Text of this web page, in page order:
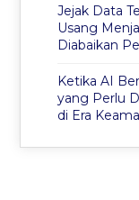
Jejak Data
Usang
Diabaikan
Ketika AI
yang Perlu
di Era